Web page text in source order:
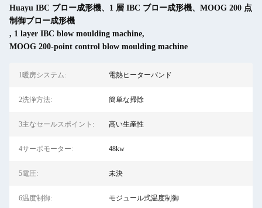
Huayu IBC ブロー成形機、1 層 IBC ブロー成形機、MOOG 200 点
制御ブロー成形機
, 1 layer IBC blow moulding machine,
MOOG 200-point control blow moulding machine
1暖房システム: 電熱ヒーターバンド
2洗浄方法: 簡単な掃除
3主なセールスポイント: 高い生産性
4サーボモーター: 48kw
5電圧: 未決
6温度制御: モジュール式温度制御